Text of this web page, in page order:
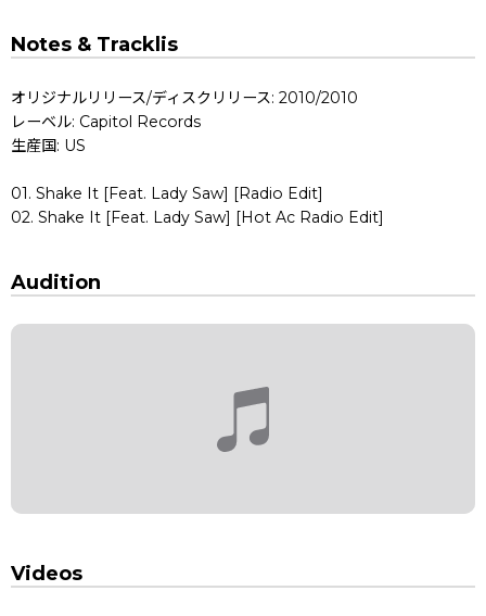
Notes & Tracklis
オリジナルリリース/ディスクリリース: 2010/2010
レーベル: Capitol Records
生産国: US
01. Shake It [Feat. Lady Saw] [Radio Edit]
02. Shake It [Feat. Lady Saw] [Hot Ac Radio Edit]
Audition
Videos